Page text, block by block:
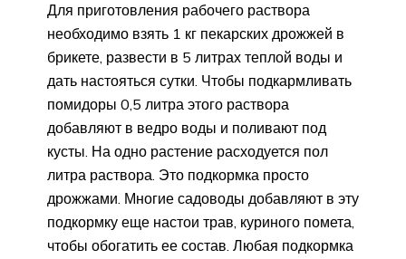
Для приготовления рабочего раствора
необходимо взять 1 кг пекарских дрожжей в
брикете, развести в 5 литрах теплой воды и
дать настояться сутки. Чтобы подкармливать
помидоры 0,5 литра этого раствора
добавляют в ведро воды и поливают под
кусты. На одно растение расходуется пол
литра раствора. Это подкормка просто
дрожжами. Многие садоводы добавляют в эту
подкормку еще настои трав, куриного помета,
чтобы обогатить ее состав. Любая подкормка